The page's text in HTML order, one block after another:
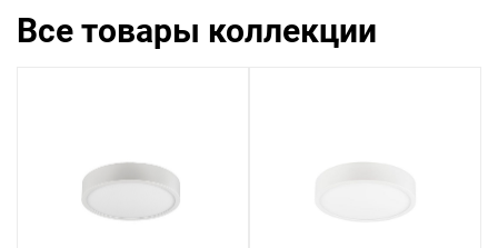
Все товары коллекции